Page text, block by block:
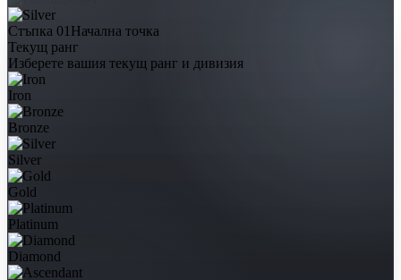
Стъпка 01 Начална точка
Текущ ранг
Изберете вашия текущ ранг и дивизия
Iron
Bronze
Silver
Gold
Platinum
Diamond